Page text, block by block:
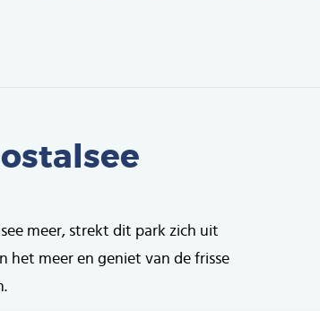
meer, strekt dit park zich uit
het meer en geniet van de frisse